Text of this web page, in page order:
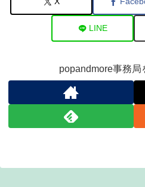
LINE
popandmore事務局